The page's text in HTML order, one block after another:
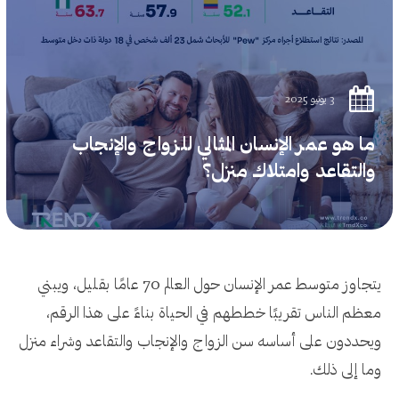
3 يونيو 2025
ما هو عمر الإنسان المثالي للزواج والإنجاب
والتقاعد وامتلاك منزل؟
يتجاوز متوسط عمر الإنسان حول العالم 70 عامًا بقليل، ويبني
معظم الناس تقريبًا خططهم في الحياة بناءً على هذا الرقم،
ويحددون على أساسه سن الزواج والإنجاب والتقاعد وشراء منزل
وما إلى ذلك.